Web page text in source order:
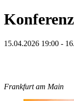
15.04.2026 19:00 -
Frankfurt am Main